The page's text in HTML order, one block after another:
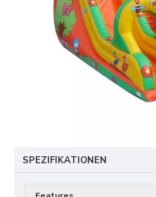
SPEZIFIKATIONEN